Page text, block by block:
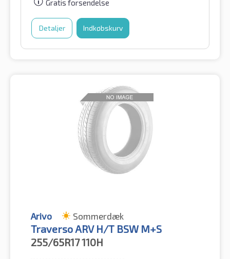
Gratis forsendelse
Detaljer Indkøbskurv
Arivo Sommerdæk
Traverso ARV H/T BSW M+S
255/65R17110H